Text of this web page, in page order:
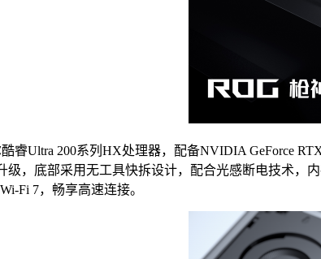
Ultra 200系列HX处理器，配备NVIDIA GeForce
级，底部采用无工具快拆设计，配合光感断电技术，
Fi 7，畅享高速连接。